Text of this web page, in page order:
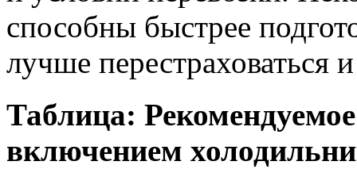
способны быстрее
лучше перестраховаться
Таблица:
включением